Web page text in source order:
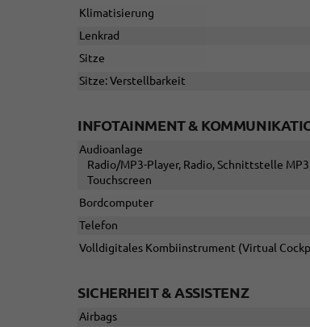
Klimatisierung
Lenkrad
Sitze
Sitze: Verstellbarkeit
INFOTAINMENT &
Audioanlage
Radio/MP3-Player, Radio, Schnittstelle
Touchscreen
Bordcomputer
Telefon
Volldigitales Kombiinstrument (Virtual
SICHERHEIT & ASSISTENZ
Airbags